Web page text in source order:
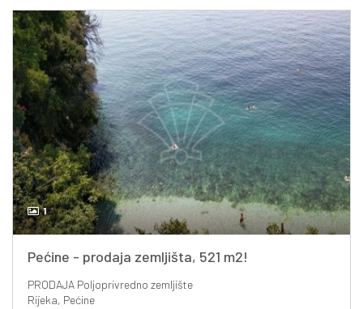
1
Pećine - prodaja zemljišta, 521 m2!
PRODAJAPoljoprivredno zemljište
Rijeka, Pećine